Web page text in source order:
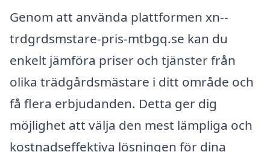
Genom att använda plattformen xn--
trdgrdsmstare-pris-mtbgq.se kan du
enkelt jämföra priser och tjänster från
olika trädgårdsmästare i ditt område och
få flera erbjudanden. Detta ger dig
möjlighet att välja den mest lämpliga och
kostnadseffektiva lösningen för dina